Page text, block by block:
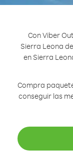
Con Viber
Sierra Leona
en Sierra
Compra
conseguir las